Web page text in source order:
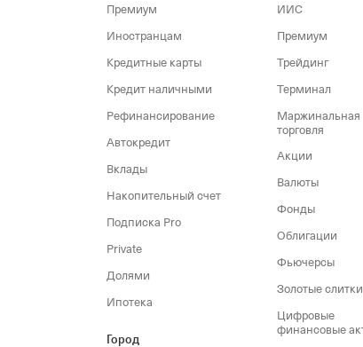
Премиум
Иностранцам
Кредитные карты
Кредит наличными
Рефинансирование
Автокредит
Вклады
Накопительный счет
Подписка Pro
Private
Долями
Ипотека
Город
ИИС
Премиум
Трейдинг
Терминал
Маржинальная
торговля
Акции
Валюты
Фонды
Облигации
Фьючерсы
Золотые слитки
Цифровые
финансовые